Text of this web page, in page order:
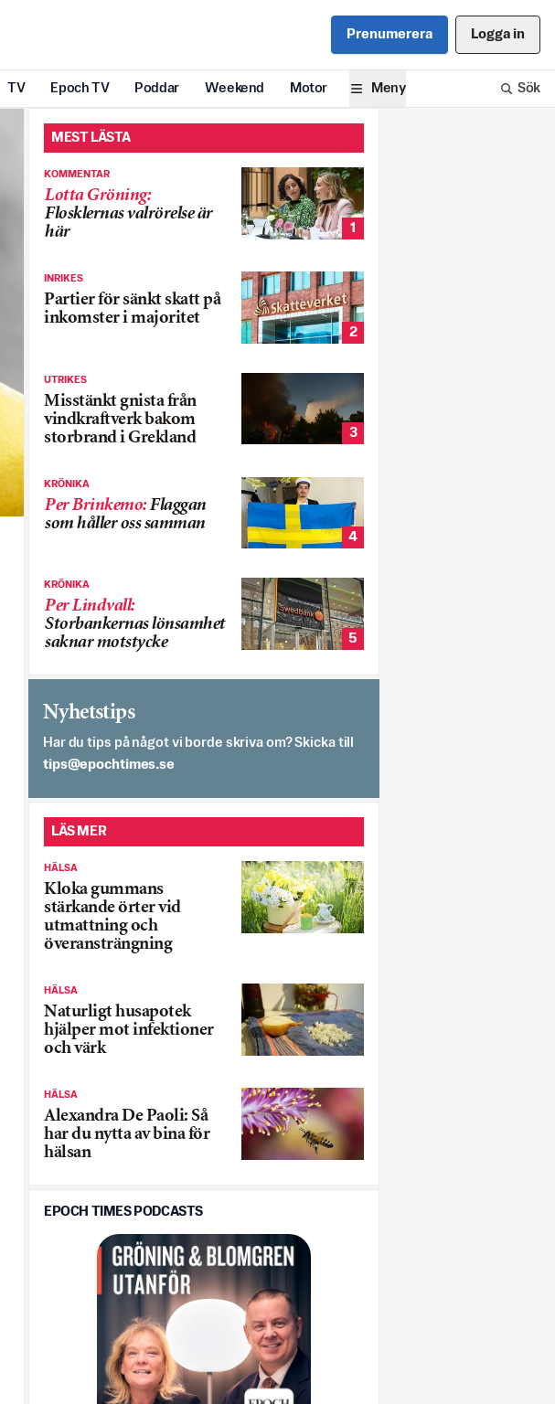
Prenumerera Logga in
TV Epoch TV Poddar Weekend Motor Meny Sök
MEST LÄSTA
KOMMENTAR
Lotta Gröning:
Flosklernas valrörelse är
här
1
INRIKES
Partier för sänkt skatt på
inkomster i majoritet
2
UTRIKES
Misstänkt gnista från
vindkraftverk bakom
storbrand i Grekland
3
KRÖNIKA
Per Brinkemo:Flaggan
som håller oss samman
4
KRÖNIKA
Per Lindvall:
Storbankernas lönsamhet
saknar motstycke
5
Nyhetstips
Har du tips på något vi borde skriva om? Skicka till
es.semithcope@spit
LÄS MER
HÄLSA
Kloka gummans
stärkande örter vid
utmattning och
överansträngning
HÄLSA
Naturligt husapotek
hjälper mot infektioner
och värk
HÄLSA
Alexandra De Paoli: Så
har du nytta av bina för
hälsan
EPOCH TIMES PODCASTS